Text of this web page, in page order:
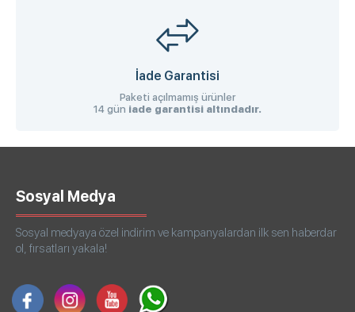
İade Garantisi
Paketi açılmamış ürünler
14 gün iade garantisi altındadır.
Sosyal Medya
Sosyal medyaya özel indirim ve kampanyalardan ilk sen haberdar
ol, fırsatları yakala!